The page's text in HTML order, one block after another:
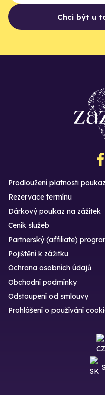
Chci být u
Prodloužení platnosti
Rezervace termínu
Dárkový poukaz na zážitek
Ceník služeb
Partnerský (affiliate)
Pojištění k zážitku
Ochrana osobních údajů
Obchodní podmínky
Odstoupení od smlouvy
Prohlášení o používání